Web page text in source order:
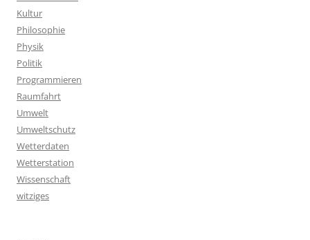
Kultur
Philosophie
Physik
Politik
Programmieren
Raumfahrt
Umwelt
Umweltschutz
Wetterdaten
Wetterstation
Wissenschaft
witziges